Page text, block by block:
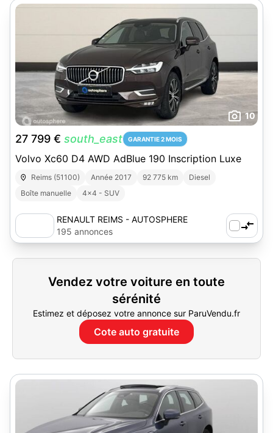
10
27 799 € south_east GARANTIE 2 MOIS
Volvo Xc60 D4 AWD AdBlue 190 Inscription Luxe
Reims (51100) Année 2017 92 775 km
Diesel
Boîte manuelle
4x4 - SUV
RENAULT REIMS - AUTOSPHERE
195 annonces
Vendez votre voiture en toute
sérénité
Estimez et déposez votre annonce sur ParuVendu.fr
Cote auto gratuite